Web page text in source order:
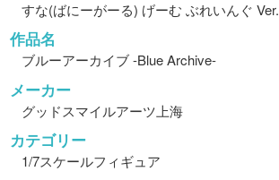
すな(ばにーがーる) げーむ ぶれいんぐ
作品名
ブルーアーカイブ -Blue Archive-
メーカー
グッドスマイルアーツ上海
カテゴリー
1/7スケールフィギュア